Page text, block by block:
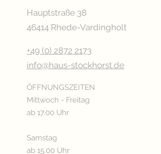
Preis:
Kinder bekommen einen ermäßigten Preis
Hauptstraße 38
46414 Rhede-Vardingholt
+49 (0) 2872 2173
info@haus-stockhorst.de
ÖFFNUNGSZEITEN
Mittwoch - Freitag
ab 17.00 Uhr
Samstag
ab 15.00 Uhr